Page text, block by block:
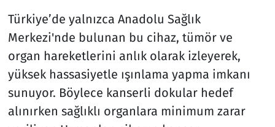
Türkiye’de yalnızca Anadolu Sağlık
Merkezi'nde bulunan bu cihaz, tümör ve
organ hareketlerini anlık olarak izleyerek,
yüksek hassasiyetle ışınlama yapma imkanı
sunuyor. Böylece kanserli dokular hedef
alınırken sağlıklı organlara minimum zarar
Spor
Teknoloji ve Bilim
Televizyon